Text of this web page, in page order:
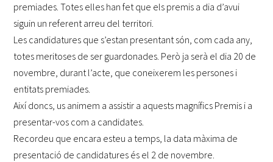
premiades. Totes elles han fet que els premis a dia d’avui
siguin un referent arreu del territori.
Les candidatures que s’estan presentant són, com cada any,
totes meritoses de ser guardonades. Però ja serà el dia 20 de
novembre, durant l’acte, que coneixerem les persones i
entitats premiades.
Així doncs, us animem a assistir a aquests magnífics Premis i a
presentar-vos com a candidates.
Recordeu que encara esteu a temps, la data màxima de
presentació de candidatures és el 2 de novembre.